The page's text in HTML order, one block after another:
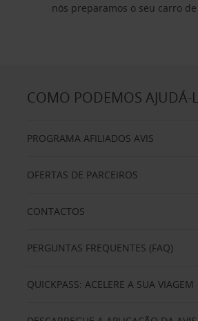
nós preparamos o seu carro
COMO PODEMOS AJUDÁ-
PROGRAMA AFILIADOS AVIS
OFERTAS DE PARCEIROS
CONTACTOS
PERGUNTAS FREQUENTES (FAQ)
QUICKPASS: ACELERE A SUA VIAGEM